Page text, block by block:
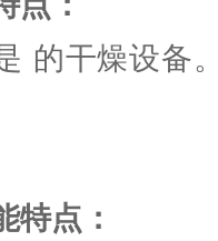
的干燥设备
特点：